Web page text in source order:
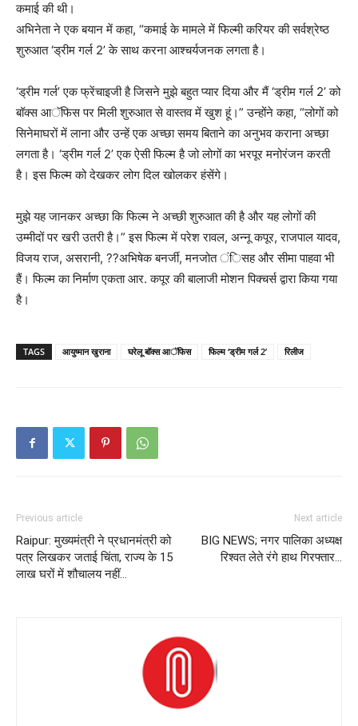
कमाई की थी।
अभिनेता ने एक बयान में कहा, “कमाई के मामले में फिल्मी करियर की सर्वश्रेष्ठ
शुरुआत ‘ड्रीम गर्ल 2’ के साथ करना आश्चर्यजनक लगता है।
‘ड्रीम गर्ल’ एक फ्रेंचाइजी है जिसने मुझे बहुत प्यार दिया और मैं ‘ड्रीम गर्ल 2’ को
बॉक्स आॅफिस पर मिली शुरुआत से वास्तव में खुश हूं।” उन्होंने कहा, “लोगों को
सिनेमाघरों में लाना और उन्हें एक अच्छा समय बिताने का अनुभव कराना अच्छा
लगता है। ‘ड्रीम गर्ल 2’ एक ऐसी फिल्म है जो लोगों का भरपूर मनोरंजन करती
है। इस फिल्म को देखकर लोग दिल खोलकर हंसेंगे।
मुझे यह जानकर अच्छा कि फिल्म ने अच्छी शुरुआत की है और यह लोगों की
उम्मीदों पर खरी उतरी है।” इस फिल्म में परेश रावल, अन्नू कपूर, राजपाल यादव,
विजय राज, असरानी, ??अभिषेक बनर्जी, मनजोत ंिसह और सीमा पाहवा भी
हैं। फिल्म का निर्माण एकता आर. कपूर की बालाजी मोशन पिक्चर्स द्वारा किया गया
है।
TAGS आयुष्मान खुराना घरेलू बॉक्स आॅफिस फिल्म ‘ड्रीम गर्ल 2’ रिलीज
Previous article
Raipur: मुख्यमंत्री ने प्रधानमंत्री को
पत्र लिखकर जताई चिंता, राज्य के 15
लाख घरों में शौचालय नहीं…
Next article
BIG NEWS; नगर पालिका अध्यक्ष
रिश्वत लेते रंगे हाथ गिरफ्तार…